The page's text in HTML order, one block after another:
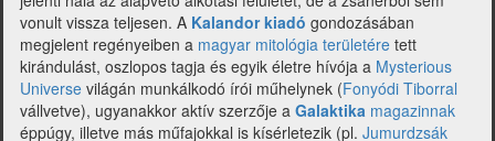
vonult vissza teljesen. A Kalandor kiadó gondozásában
megjelent regényeiben a magyar mitológia területére tett
kirándulást, oszlopos tagja és egyik életre hívója a Mysterious
Universe világán munkálkodó írói műhelynek (Fonyódi Tiborral
vállvetve), ugyanakkor aktív szerzője a Galaktika magazinnak
éppúgy, illetve más műfajokkal is kísérletezik (pl. Jumurdzsák